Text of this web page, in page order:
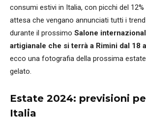
consumi estivi in Italia, con picchi del
attesa che vengano annunciati tutti i
durante il prossimo Salone
artigianale che si terrà a Rimini dal 18
ecco una fotografia della prossima
gelato.
Estate 2024: previsioni
Italia